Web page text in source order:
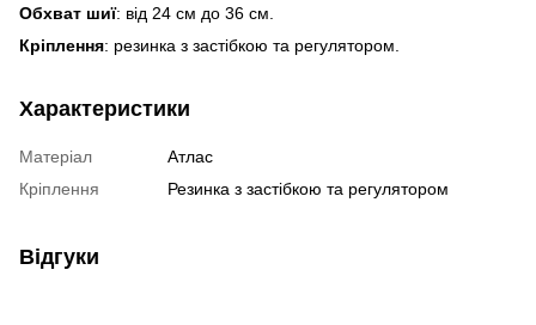
Обхват шиї: від 24 см до 36 см.
Кріплення: резинка з застібкою та регулятором.
Характеристики
Матеріал
Атлас
Кріплення
Резинка з застібкою та регулятором
Відгуки